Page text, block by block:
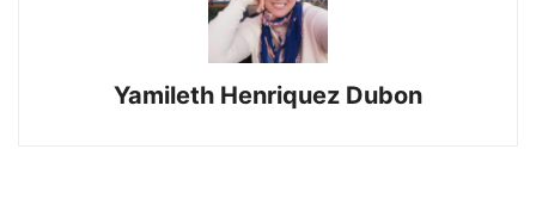
Yamileth Henriquez Dubon